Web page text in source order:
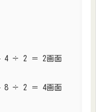
➡ 4 ÷ 2 ＝ 2画面
➡ 8 ÷ 2 ＝ 4画面